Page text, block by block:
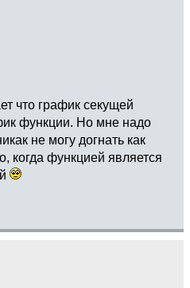
что график секущей
функции. Но мне надо
не могу догнать как
когда функцией является